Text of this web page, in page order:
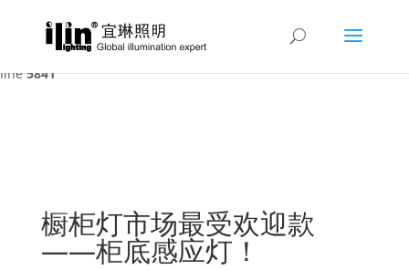
Warning : A non-numeric value encountered in
/var/www/html/ilin/wp-content/themes/Divi/functions.php
line5841
橱柜灯市场最受欢迎款
——柜底感应灯！